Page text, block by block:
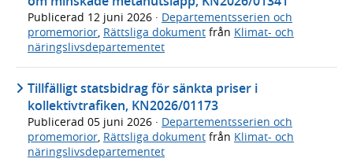
Publicerad 12 juni 2026 · Departementsserien och
promemorior, Rättsliga dokument från Klimat- och
näringslivsdepartementet
Tillfälligt statsbidrag för sänkta priser i
kollektivtrafiken, KN2026/01173
Publicerad 05 juni 2026 · Departementsserien och
promemorior, Rättsliga dokument från Klimat- och
näringslivsdepartementet